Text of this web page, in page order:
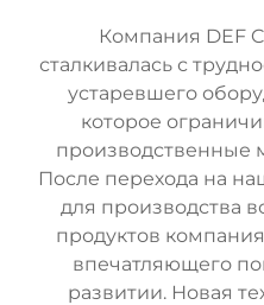
Компания DEF
сталкивалась с
устаревшего
которое
производственные
После перехода на
для производства
продуктов
впечатляющего
развитии. Новая